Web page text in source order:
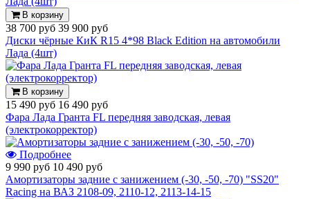
В корзину
38 700 руб 39 900 руб
Диски чёрные КиК R15 4*98 Black Edition на автомобили
Лада (4шт)
В корзину
15 490 руб 16 490 руб
Фара Лада Гранта FL передняя заводская, левая
(электрокорректор)
Подробнее
9 990 руб 10 490 руб
Амортизаторы задние с занижением (-30, -50, -70) "SS20"
Racing на ВАЗ 2108-09, 2110-12, 2113-14-15